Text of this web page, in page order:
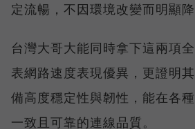
定流暢，不因環境改變而明顯降
台灣大哥大能同時拿下這兩項
表網路速度表現優異，更證明
備高度穩定性與韌性，能在各
一致且可靠的連線品質。